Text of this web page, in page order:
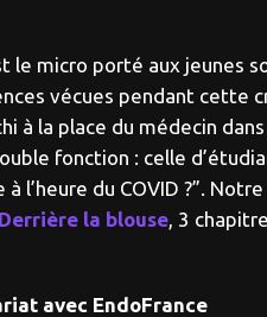
micro porté aux jeunes
vécues pendant cette
à la place du médecin
fonction : celle
du COVID ?”.
la blouse, 3
avec EndoFrance